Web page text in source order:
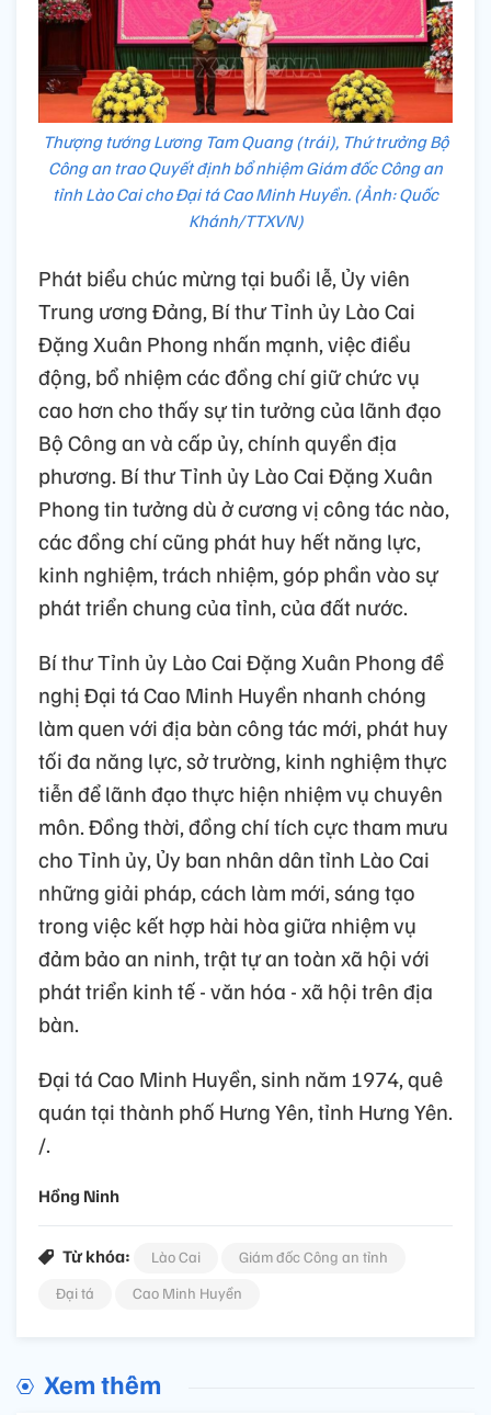
Thượng tướng Lương Tam Quang (trái), Thứ trưởng Bộ
Công an trao Quyết định bổ nhiệm Giám đốc Công an
tỉnh Lào Cai cho Đại tá Cao Minh Huyền. (Ảnh: Quốc
Khánh/TTXVN)
Phát biểu chúc mừng tại buổi lễ, Ủy viên
Trung ương Đảng, Bí thư Tỉnh ủy Lào Cai
Đặng Xuân Phong nhấn mạnh, việc điều
động, bổ nhiệm các đồng chí giữ chức vụ
cao hơn cho thấy sự tin tưởng của lãnh đạo
Bộ Công an và cấp ủy, chính quyền địa
phương. Bí thư Tỉnh ủy Lào Cai Đặng Xuân
Phong tin tưởng dù ở cương vị công tác nào,
các đồng chí cũng phát huy hết năng lực,
kinh nghiệm, trách nhiệm, góp phần vào sự
phát triển chung của tỉnh, của đất nước.
Bí thư Tỉnh ủy Lào Cai Đặng Xuân Phong đề
nghị Đại tá Cao Minh Huyền nhanh chóng
làm quen với địa bàn công tác mới, phát huy
tối đa năng lực, sở trường, kinh nghiệm thực
tiễn để lãnh đạo thực hiện nhiệm vụ chuyên
môn. Đồng thời, đồng chí tích cực tham mưu
cho Tỉnh ủy, Ủy ban nhân dân tỉnh Lào Cai
những giải pháp, cách làm mới, sáng tạo
trong việc kết hợp hài hòa giữa nhiệm vụ
đảm bảo an ninh, trật tự an toàn xã hội với
phát triển kinh tế - văn hóa - xã hội trên địa
bàn.
Đại tá Cao Minh Huyền, sinh năm 1974, quê
quán tại thành phố Hưng Yên, tỉnh Hưng Yên.
/.
Hồng Ninh
Từ khóa: Lào Cai
Giám đốc Công an tỉnh
Đại tá
Cao Minh Huyền
Xem thêm